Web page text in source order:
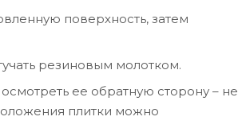
поверхность, затем
резиновым молотком.
ее обратную сторону – не
плитки можно